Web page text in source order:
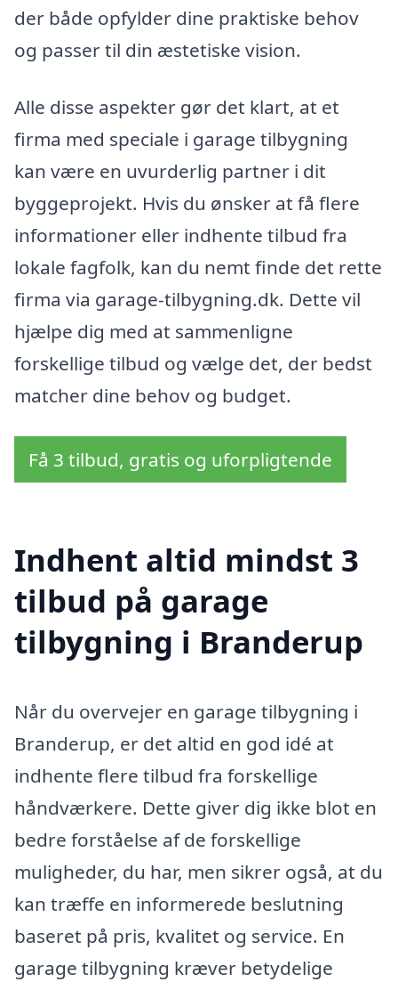
der både opfylder dine praktiske behov
og passer til din æstetiske vision.
Alle disse aspekter gør det klart, at et
firma med speciale i garage tilbygning
kan være en uvurderlig partner i dit
byggeprojekt. Hvis du ønsker at få flere
informationer eller indhente tilbud fra
lokale fagfolk, kan du nemt finde det rette
firma via garage-tilbygning.dk. Dette vil
hjælpe dig med at sammenligne
forskellige tilbud og vælge det, der bedst
matcher dine behov og budget.
Få 3 tilbud, gratis og uforpligtende
Indhent altid mindst 3
tilbud på garage
tilbygning i Branderup
Når du overvejer en garage tilbygning i
Branderup, er det altid en god idé at
indhente flere tilbud fra forskellige
håndværkere. Dette giver dig ikke blot en
bedre forståelse af de forskellige
muligheder, du har, men sikrer også, at du
kan træffe en informerede beslutning
baseret på pris, kvalitet og service. En
garage tilbygning kræver betydelige